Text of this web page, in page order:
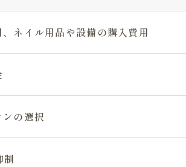
ネイル用品や設備の購入費用
の選択
制